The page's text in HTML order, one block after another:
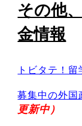
その他
金情報
トビタテ！
募集中の外国
更新中）